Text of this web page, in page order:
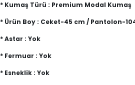
* Kumaş Türü : Premium Modal Kumaş
* Ürün Boy : Ceket-45 cm / Pantolon-
* Astar : Yok
* Fermuar : Yok
* Esneklik : Yok